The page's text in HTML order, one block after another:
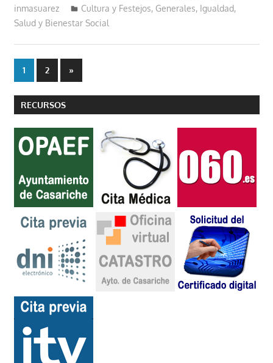
inmasuarez
Cultura y Festejos, Generales, Igualdad,
Salud y Bienestar Social
Paginación
de
entradas
1 2
Entradas
siguientes
»
RECURSOS